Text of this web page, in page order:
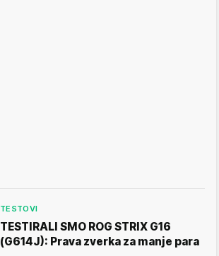
TESTOVI
TESTIRALI SMO ROG STRIX G16
(G614J): Prava zverka za manje para